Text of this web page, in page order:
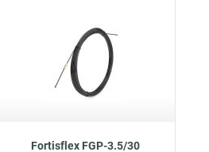
Fortisflex FGP-3.5/30